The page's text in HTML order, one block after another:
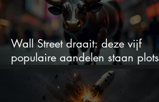
Wall Street draait: deze vijf
populaire aandelen staan plots
onder spanning